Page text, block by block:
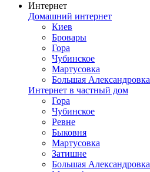
Интернет
Домашний интернет
Киев
Бровары
Гора
Чубинское
Мартусовка
Большая Александровка
Интернет в частный дом
Гора
Чубинское
Ревне
Быковня
Мартусовка
Затишне
Большая Александровка